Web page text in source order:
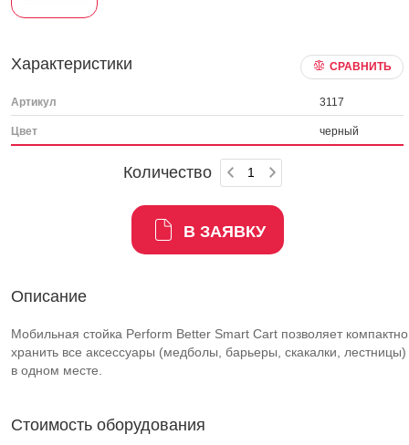
Характеристики СРАВНИТЬ
Артикул 3117
Цвет черный
Количество
В ЗАЯВКУ
Описание
Мобильная стойка Perform Better Smart Cart позволяет компактно
хранить все аксессуары (медболы, барьеры, скакалки, лестницы)
в одном месте.
Стоимость оборудования